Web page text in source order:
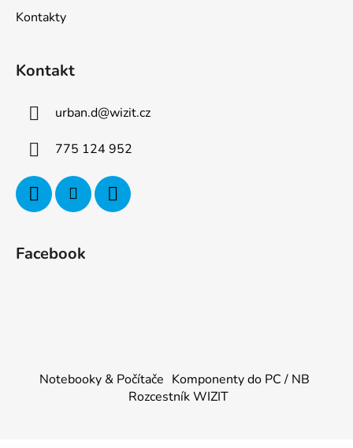
Kontakty
Kontakt
urban.d@wizit.cz
775 124 952
Facebook
Notebooky & Počítače Komponenty do PC / NB
Rozcestník WIZIT